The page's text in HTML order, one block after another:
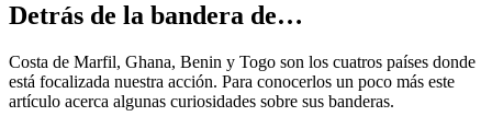
Detrás de la bandera de…
Costa de Marfil, Ghana, Benin y Togo son los cuatros países donde
está focalizada nuestra acción. Para conocerlos un poco más este
artículo acerca algunas curiosidades sobre sus banderas.